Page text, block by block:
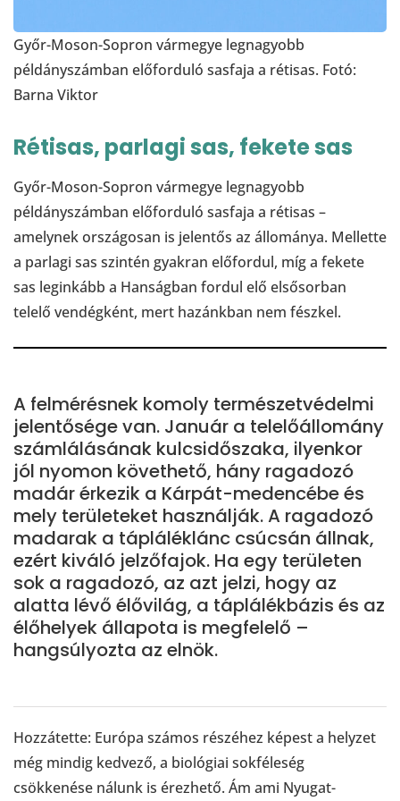
Győr-Moson-Sopron vármegye legnagyobb
példányszámban előforduló sasfaja a rétisas. Fotó:
Barna Viktor
Rétisas, parlagi sas, fekete sas
Győr-Moson-Sopron vármegye legnagyobb
példányszámban előforduló sasfaja a rétisas –
amelynek országosan is jelentős az állománya. Mellette
a parlagi sas szintén gyakran előfordul, míg a fekete
sas leginkább a Hanságban fordul elő elsősorban
telelő vendégként, mert hazánkban nem fészkel.
A felmérésnek komoly természetvédelmi
jelentősége van. Január a telelőállomány
számlálásának kulcsidőszaka, ilyenkor
jól nyomon követhető, hány ragadozó
madár érkezik a Kárpát-medencébe és
mely területeket használják. A ragadozó
madarak a tápláléklánc csúcsán állnak,
ezért kiváló jelzőfajok. Ha egy területen
sok a ragadozó, az azt jelzi, hogy az
alatta lévő élővilág, a táplálékbázis és az
élőhelyek állapota is megfelelő –
hangsúlyozta az elnök.
Hozzátette: Európa számos részéhez képest a helyzet
még mindig kedvező, a biológiai sokféleség
csökkenése nálunk is érezhető. Ám ami Nyugat-